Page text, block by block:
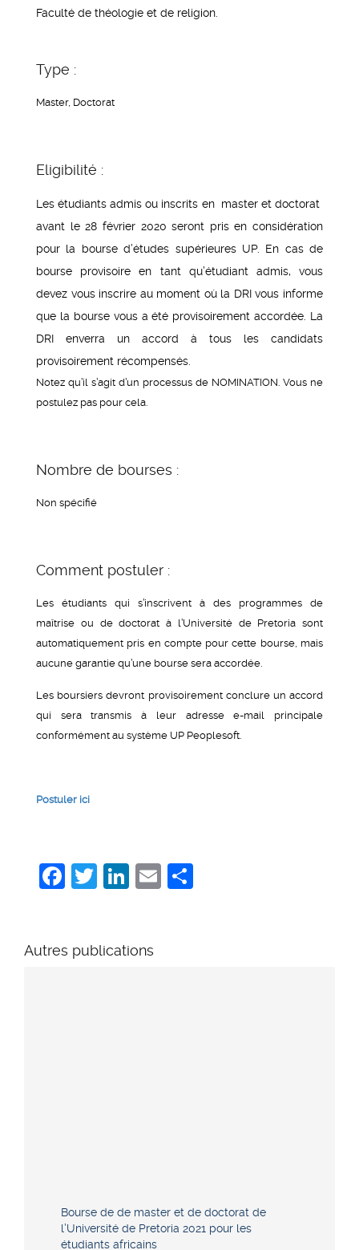
Faculté de théologie et de religion.
Type :
Master, Doctorat
Eligibilité :
Les étudiants admis ou inscrits en master et doctorat
avant le 28 février 2020 seront pris en considération
pour la bourse d’études supérieures UP. En cas de
bourse provisoire en tant qu’étudiant admis, vous
devez vous inscrire au moment où la DRI vous informe
que la bourse vous a été provisoirement accordée. La
DRI enverra un accord à tous les candidats
provisoirement récompensés.
Notez qu’il s’agit d’un processus de NOMINATION. Vous ne
postulez pas pour cela.
Nombre de bourses :
Non spécifié
Comment postuler :
Les étudiants qui s’inscrivent à des programmes de
maîtrise ou de doctorat à l’Université de Pretoria sont
automatiquement pris en compte pour cette bourse, mais
aucune garantie qu’une bourse sera accordée.
Les boursiers devront provisoirement conclure un accord
qui sera transmis à leur adresse e-mail principale
conformément au système UP Peoplesoft.
Postuler ici
Facebook
Twitter
LinkedIn
Email
Autres publications
Bourse de de master et de doctorat de
l’Université de Pretoria 2021 pour les
étudiants africains